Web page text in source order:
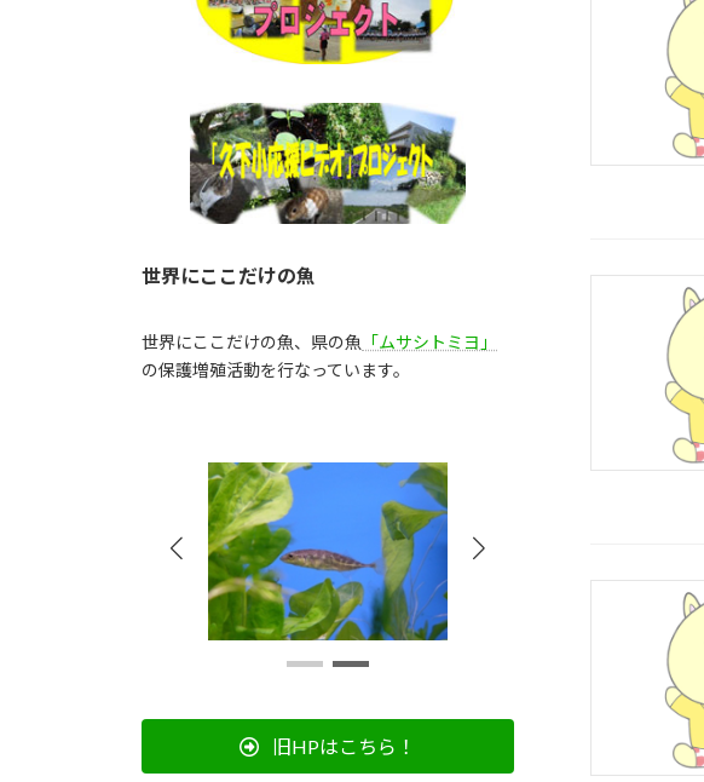
世界にここだけの魚
世界にここだけの魚、県の魚 「ムサシトミヨ」
の保護増殖活動を行なっています。
旧HPはこちら！